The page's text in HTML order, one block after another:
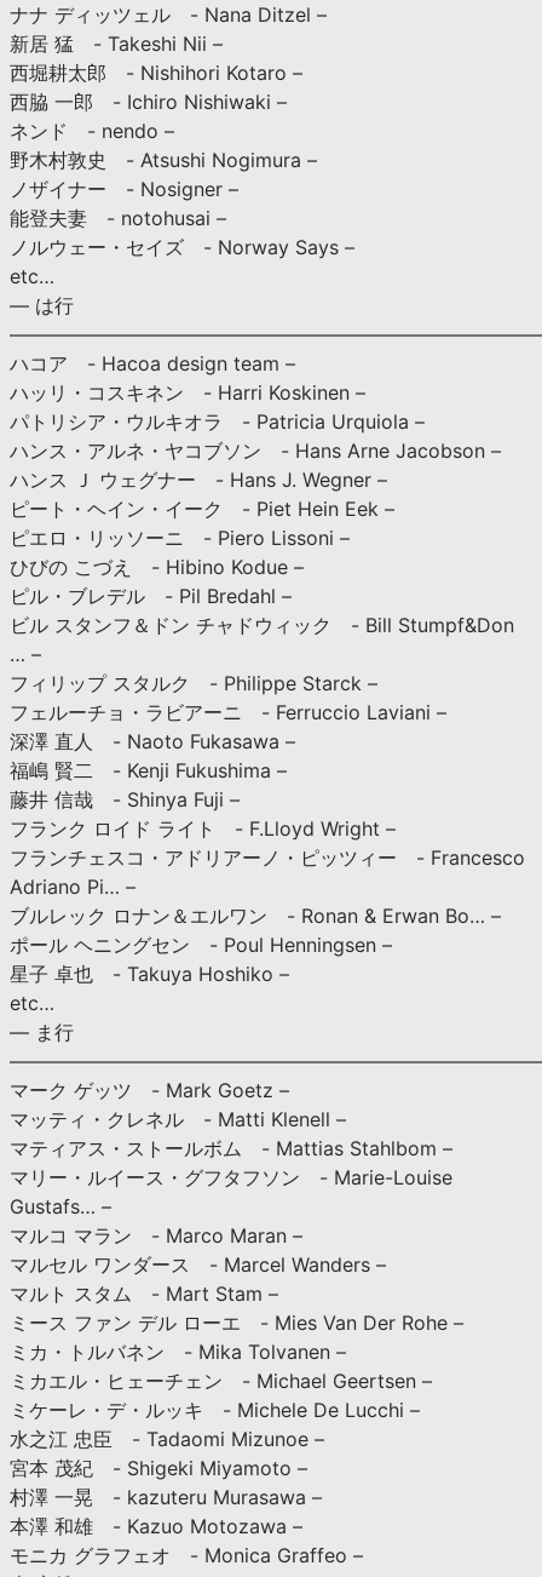
ナナ ディッツェル - Nana Ditzel –
新居 猛 - Takeshi Nii –
西堀耕太郎 - Nishihori Kotaro –
西脇 一郎 - Ichiro Nishiwaki –
ネンド - nendo –
野木村敦史 - Atsushi Nogimura –
ノザイナー - Nosigner –
能登夫妻 - notohusai –
ノルウェー・セイズ - Norway Says –
etc…
— は行
ハコア - Hacoa design team –
ハッリ・コスキネン - Harri Koskinen –
パトリシア・ウルキオラ - Patricia Urquiola –
ハンス・アルネ・ヤコブソン - Hans Arne Jacobson –
ハンス Ｊ ウェグナー - Hans J. Wegner –
ピート・ヘイン・イーク - Piet Hein Eek –
ピエロ・リッソーニ - Piero Lissoni –
ひびの こづえ - Hibino Kodue –
ピル・ブレデル - Pil Bredahl –
ビル スタンフ＆ドン チャドウィック - Bill Stumpf&Don
… –
フィリップ スタルク - Philippe Starck –
フェルーチョ・ラビアーニ - Ferruccio Laviani –
深澤 直人 - Naoto Fukasawa –
福嶋 賢二 - Kenji Fukushima –
藤井 信哉 - Shinya Fuji –
フランク ロイド ライト - F.Lloyd Wright –
フランチェスコ・アドリアーノ・ピッツィー - Francesco
Adriano Pi… –
ブルレック ロナン＆エルワン - Ronan & Erwan Bo… –
ポール ヘニングセン - Poul Henningsen –
星子 卓也 - Takuya Hoshiko –
etc…
— ま行
マーク ゲッツ - Mark Goetz –
マッティ・クレネル - Matti Klenell –
マティアス・ストールボム - Mattias Stahlbom –
マリー・ルイース・グフタフソン - Marie-Louise
Gustafs… –
マルコ マラン - Marco Maran –
マルセル ワンダース - Marcel Wanders –
マルト スタム - Mart Stam –
ミース ファン デル ローエ - Mies Van Der Rohe –
ミカ・トルバネン - Mika Tolvanen –
ミカエル・ヒェーチェン - Michael Geertsen –
ミケーレ・デ・ルッキ - Michele De Lucchi –
水之江 忠臣 - Tadaomi Mizunoe –
宮本 茂紀 - Shigeki Miyamoto –
村澤 一晃 - kazuteru Murasawa –
本澤 和雄 - Kazuo Motozawa –
モニカ グラフェオ - Monica Graffeo –